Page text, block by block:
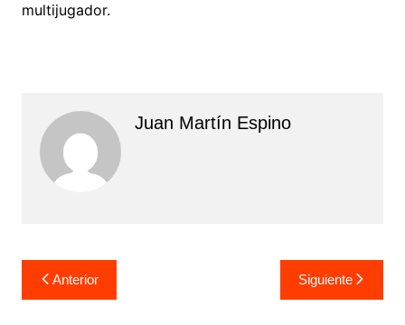
multijugador.
Juan Martín Espino
Navegación
de
Anterior Siguiente